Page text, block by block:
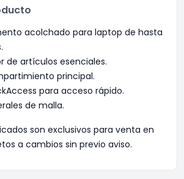
acolchado para laptop de hasta
de artículos esenciales.
principal.
para acceso rápido.
de malla.
son exclusivos para venta en
a cambios sin previo aviso.